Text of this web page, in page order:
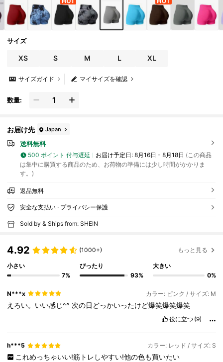
サイズ
XS S M L XL
マイサイズを確認
サイズガイド
数量:
お届け先 Japan
送料無料
500 ポイント 付与遅延 お届け予定日: 8月16日 - 8月18日 (この商品
は集中に購買する商品のため、お荷物の準備には少し時間がかかりま
す。)
返品無料
安全な支払い · プライバシー保護
Sold by & Ships from: SHEIN
4.92 (1000+) もっと見る
小さい
7%
ぴったり
93%
大きい
0%
N***x カラー: ピンク / サイズ: M
えろい。いい感じ^^ 次の日どっかいったけど爆笑爆笑爆笑
役に立つ (9)
h***5 カラー: レッド / サイズ: S
これめっちゃいい!筋トレしやすい!他の色も買いたい